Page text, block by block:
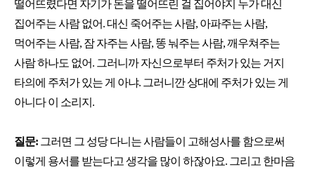
떨어뜨렸다면 자기가 돈을 떨어뜨린 걸 집어야지 누가 대신
집어주는 사람 없어. 대신 죽어주는 사람, 아파주는 사람,
먹어주는 사람, 잠 자주는 사람, 똥 눠주는 사람, 깨우쳐주는
사람 하나도 없어. 그러니까 자신으로부터 주처가 있는 거지
타의에 주처가 있는 게 아냐. 그러니깐 상대에 주처가 있는 게
아니다 이 소리지.
질문: 그러면 그 성당 다니는 사람들이 고해성사를 함으로써
이렇게 용서를 받는다고 생각을 많이 하잖아요. 그리고 한마음